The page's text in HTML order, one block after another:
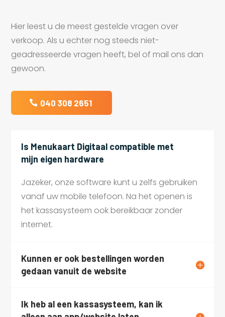
Hier leest u de meest gestelde vragen over
verkoop. Als u echter nog steeds niet-
geadresseerde vragen heeft, bel of mail ons dan
gewoon.
040 308 2651
Is Menukaart Digitaal compatible met
mijn eigen hardware
Jazeker, onze software kunt u zelfs gebruiken
vanaf uw mobile telefoon. Na het openen is
het kassasysteem ook bereikbaar zonder
internet.
Kunnen er ook bestellingen worden
gedaan vanuit de website
Ik heb al een kassasysteem, kan ik